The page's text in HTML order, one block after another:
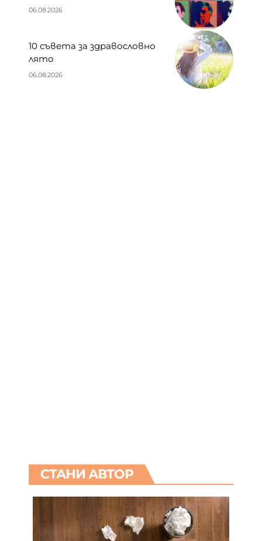
06.08.2026
10 съвета за здравословно
лято
06.08.2026
СТАНИ АВТОР